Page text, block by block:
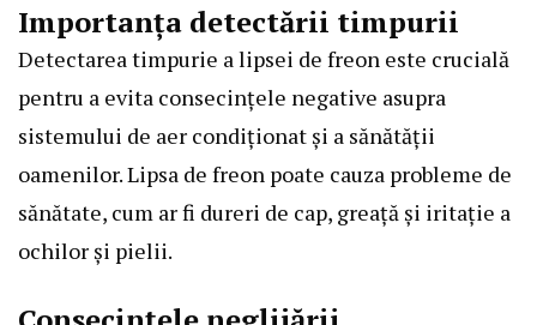
Importanța detectării timpurii
Detectarea timpurie a lipsei de freon este crucială
pentru a evita consecințele negative asupra
sistemului de aer condiționat și a sănătății
oamenilor. Lipsa de freon poate cauza probleme de
sănătate, cum ar fi dureri de cap, greață și iritație a
ochilor și pielii.